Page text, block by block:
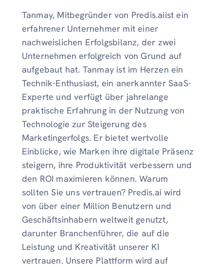
Tanmay, Mitbegründer von Predis.aiist ein
erfahrener Unternehmer mit einer
nachweislichen Erfolgsbilanz, der zwei
Unternehmen erfolgreich von Grund auf
aufgebaut hat. Tanmay ist im Herzen ein
Technik-Enthusiast, ein anerkannter SaaS-
Experte und verfügt über jahrelange
praktische Erfahrung in der Nutzung von
Technologie zur Steigerung des
Marketingerfolgs. Er bietet wertvolle
Einblicke, wie Marken ihre digitale Präsenz
steigern, ihre Produktivität verbessern und
den ROI maximieren können. Warum
sollten Sie uns vertrauen? Predis.ai wird
von über einer Million Benutzern und
Geschäftsinhabern weltweit genutzt,
darunter Branchenführer, die auf die
Leistung und Kreativität unserer KI
vertrauen. Unsere Plattform wird auf